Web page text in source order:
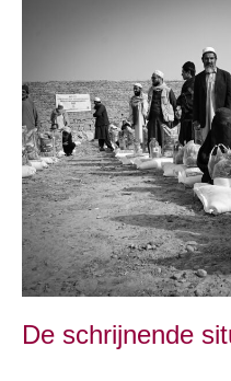
De schrijnende
in
Afghanistan